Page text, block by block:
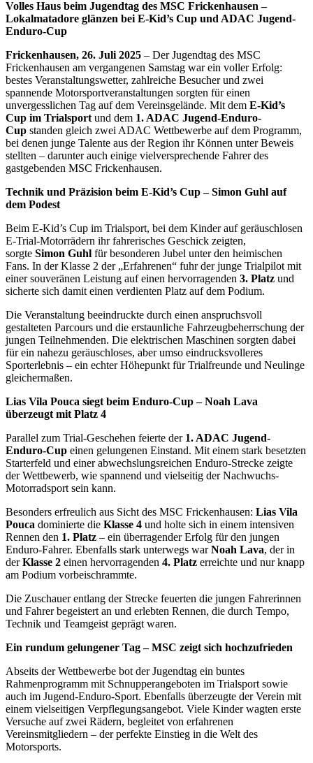
Volles Haus beim Jugendtag des MSC Frickenhausen –
Lokalmatadore glänzen bei E-Kid’s Cup und ADAC Jugend-
Enduro-Cup
Frickenhausen, 26. Juli 2025 – Der Jugendtag des MSC
Frickenhausen am vergangenen Samstag war ein voller Erfolg:
bestes Veranstaltungswetter, zahlreiche Besucher und zwei
spannende Motorsportveranstaltungen sorgten für einen
unvergesslichen Tag auf dem Vereinsgelände. Mit dem E-Kid’s
Cup im Trialsport und dem 1. ADAC Jugend-Enduro-
Cup standen gleich zwei ADAC Wettbewerbe auf dem Programm,
bei denen junge Talente aus der Region ihr Können unter Beweis
stellten – darunter auch einige vielversprechende Fahrer des
gastgebenden MSC Frickenhausen.
Technik und Präzision beim E-Kid’s Cup – Simon Guhl auf
dem Podest
Beim E-Kid’s Cup im Trialsport, bei dem Kinder auf geräuschlosen
E-Trial-Motorrädern ihr fahrerisches Geschick zeigten,
sorgte Simon Guhl für besonderen Jubel unter den heimischen
Fans. In der Klasse 2 der „Erfahrenen“ fuhr der junge Trialpilot mit
einer souveränen Leistung auf einen hervorragenden 3. Platz und
sicherte sich damit einen verdienten Platz auf dem Podium.
Die Veranstaltung beeindruckte durch einen anspruchsvoll
gestalteten Parcours und die erstaunliche Fahrzeugbeherrschung der
jungen Teilnehmenden. Die elektrischen Maschinen sorgten dabei
für ein nahezu geräuschloses, aber umso eindrucksvolleres
Sporterlebnis – ein echter Höhepunkt für Trialfreunde und Neulinge
gleichermaßen.
Lias Vila Pouca siegt beim Enduro-Cup – Noah Lava
überzeugt mit Platz 4
Parallel zum Trial-Geschehen feierte der 1. ADAC Jugend-
Enduro-Cup einen gelungenen Einstand. Mit einem stark besetzten
Starterfeld und einer abwechslungsreichen Enduro-Strecke zeigte
der Wettbewerb, wie spannend und vielseitig der Nachwuchs-
Motorradsport sein kann.
Besonders erfreulich aus Sicht des MSC Frickenhausen: Lias Vila
Pouca dominierte die Klasse 4 und holte sich in einem intensiven
Rennen den 1. Platz – ein überragender Erfolg für den jungen
Enduro-Fahrer. Ebenfalls stark unterwegs warNoah Lava, der in
derKlasse 2 einen hervorragenden 4. Platz erreichte und nur knapp
am Podium vorbeischrammte.
Die Zuschauer entlang der Strecke feuerten die jungen Fahrerinnen
und Fahrer begeistert an und erlebten Rennen, die durch Tempo,
Technik und Teamgeist geprägt waren.
Ein rundum gelungener Tag – MSC zeigt sich hochzufrieden
Abseits der Wettbewerbe bot der Jugendtag ein buntes
Rahmenprogramm mit Schnupperangeboten im Trialsport sowie
auch im Jugend-Enduro-Sport. Ebenfalls überzeugte der Verein mit
einem vielseitigen Verpflegungsangebot. Viele Kinder wagten erste
Versuche auf zwei Rädern, begleitet von erfahrenen
Vereinsmitgliedern – der perfekte Einstieg in die Welt des
Motorsports.